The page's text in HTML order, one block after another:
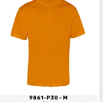
9861-P30 - M